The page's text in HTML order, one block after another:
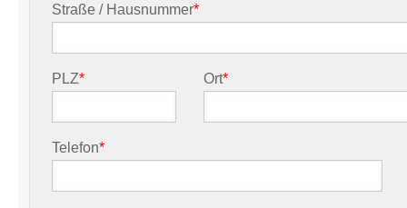
Straße / Hausnummer*
PLZ* Ort*
Telefon*